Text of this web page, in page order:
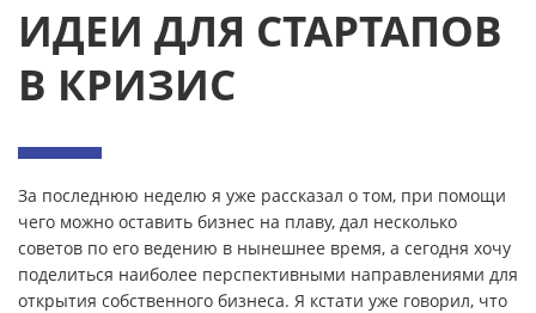
ИДЕИ ДЛЯ СТАРТАПОВ
В КРИЗИС
За последнюю неделю я уже рассказал о том, при помощи
чего можно оставить бизнес на плаву, дал несколько
советов по его ведению в нынешнее время, а сегодня хочу
поделиться наиболее перспективными направлениями для
открытия собственного бизнеса. Я кстати уже говорил, что